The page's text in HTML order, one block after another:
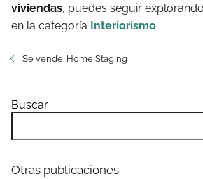
viviendas, puedes seguir
en la categoría Interiorismo.
Se vende. Home Staging
Buscar
Otras publicaciones